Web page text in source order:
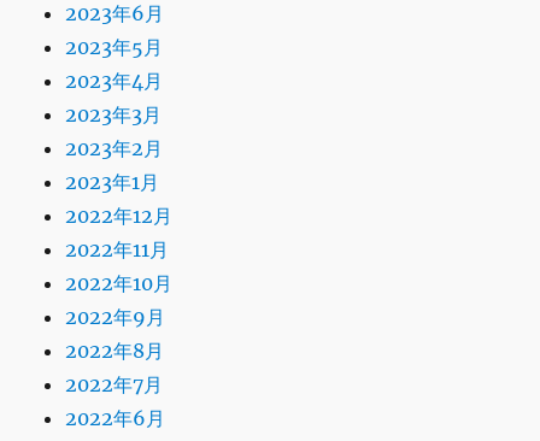
2023年6月
2023年5月
2023年4月
2023年3月
2023年2月
2023年1月
2022年12月
2022年11月
2022年10月
2022年9月
2022年8月
2022年7月
2022年6月